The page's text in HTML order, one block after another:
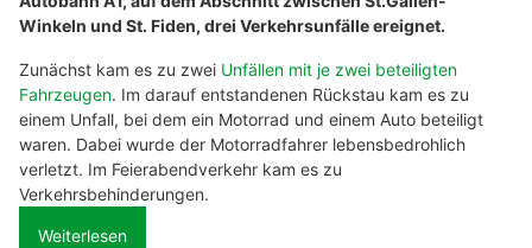
Winkeln und St. Fiden, drei Verkehrsunfälle ereignet.
Zunächst kam es zu zwei Unfällen mit je zwei beteiligten
Fahrzeugen. Im darauf entstandenen Rückstau kam es zu
einem Unfall, bei dem ein Motorrad und einem Auto beteiligt
waren. Dabei wurde der Motorradfahrer lebensbedrohlich
verletzt. Im Feierabendverkehr kam es zu
Verkehrsbehinderungen.
Weiterlesen